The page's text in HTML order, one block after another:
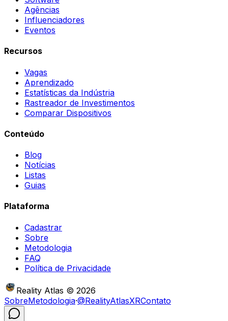
Agências
Influenciadores
Eventos
Recursos
Vagas
Aprendizado
Estatísticas da Indústria
Rastreador de Investimentos
Comparar Dispositivos
Conteúdo
Blog
Notícias
Listas
Guias
Plataforma
Cadastrar
Sobre
Metodologia
FAQ
Política de Privacidade
Reality Atlas © 2026
SobreMetodologia·@RealityAtlasXRContato